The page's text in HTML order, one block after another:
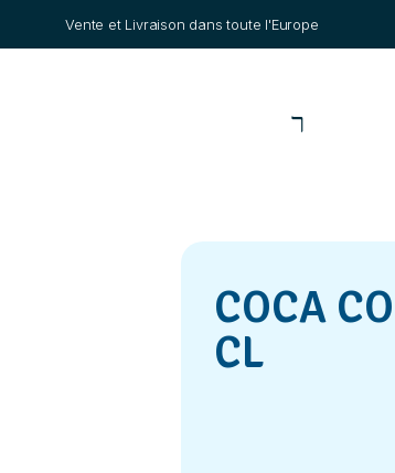
Vente et Livraison dans toute l'Europe
COCA
CL